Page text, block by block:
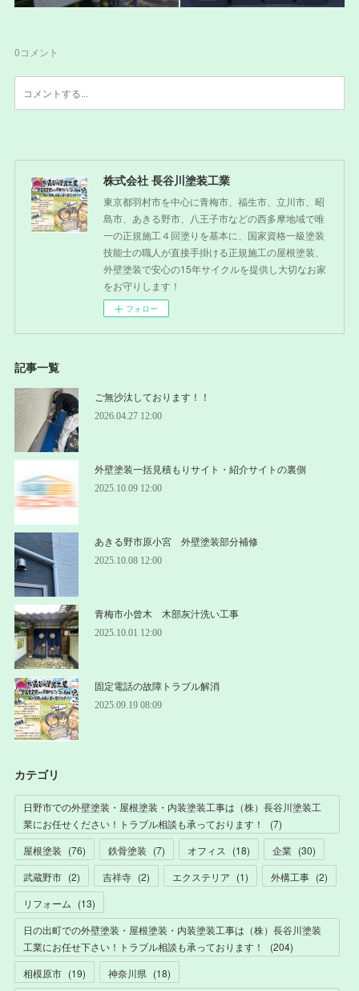
0コメント
株式会社 長谷川塗装工業
東京都羽村市を中心に青梅市、福生市、立川市、昭
島市、あきる野市、八王子市などの西多摩地域で唯
一の正規施工４回塗りを基本に、国家資格一級塗装
技能士の職人が直接手掛ける正規施工の屋根塗装、
外壁塗装で安心の15年サイクルを提供し大切なお家
をお守りします！
フォロー
記事一覧
ご無沙汰しております！！
2026.04.27 12:00
外壁塗装一括見積もりサイト・紹介サイトの裏側
2025.10.09 12:00
あきる野市原小宮 外壁塗装部分補修
2025.10.08 12:00
青梅市小曾木 木部灰汁洗い工事
2025.10.01 12:00
固定電話の故障トラブル解消
2025.09.19 08:09
カテゴリ
日野市での外壁塗装・屋根塗装・内装塗装工事は（株）長谷川塗装工
業にお任せください！トラブル相談も承っております！
(7)
屋根塗装 (76) 鉄骨塗装 (7) オフィス (18) 企業 (30)
武蔵野市 (2) 吉祥寺 (2) エクステリア (1) 外構工事 (2)
リフォーム (13)
日の出町での外壁塗装・屋根塗装・内装塗装工事は（株）長谷川塗装
工業にお任せ下さい！トラブル相談も承っております！
(204)
相模原市 (19) 神奈川県 (18)